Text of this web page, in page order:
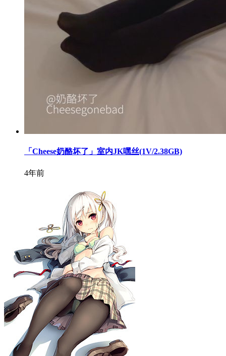
「Cheese奶酪坏了」室内JK嘿丝(1V/2.38GB)
4年前